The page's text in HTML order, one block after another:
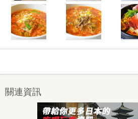
關連資訊